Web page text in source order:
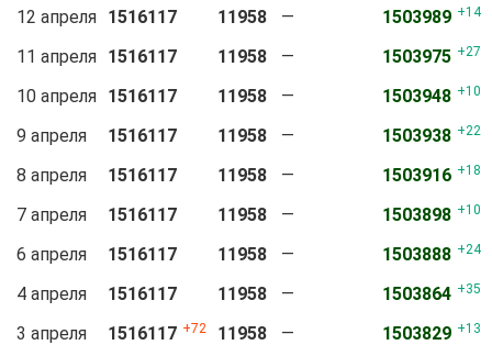
12 апреля 1516117 11958 — 1503989 14
11 апреля 1516117 11958 — 1503975 27
10 апреля 1516117 11958 — 1503948 10
9 апреля 1516117 11958 — 1503938 22
8 апреля 1516117 11958 — 1503916 18
7 апреля 1516117 11958 — 1503898 10
6 апреля 1516117 11958 — 1503888 24
4 апреля 1516117 11958 — 1503864 35
3 апреля 1516117 72 11958 — 1503829 13